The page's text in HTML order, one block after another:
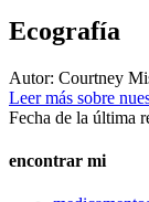
Ecografía
Autor: Courtney
Leer más sobre
Fecha de la última
encontrar mi